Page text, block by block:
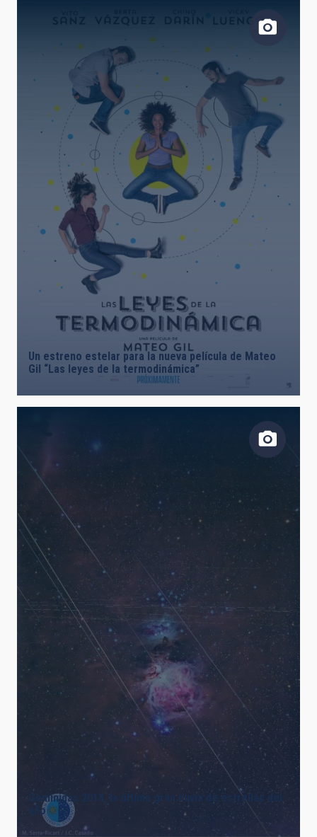
Un estreno estelar para la nueva película de Mateo
Gil “Las leyes de la termodinámica”
Gemínidas 2018, la última gran lluvia de estrellas del
año